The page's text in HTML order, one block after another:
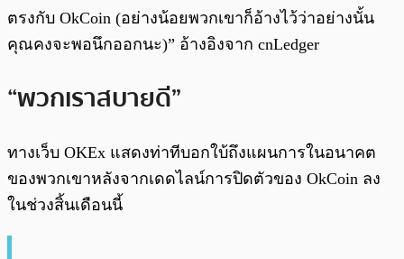
ตรงกับ OkCoin (อย่างน้อยพวกเขาก็อ้างไว้ว่าอย่างนั้น
คุณคงจะพอนึกออกนะ)” อ้างอิงจาก cnLedger
“พวกเราสบายดี”
ทางเว็บ OKEx แสดงท่าทีบอกใบ้ถึงแผนการในอนาคต
ของพวกเขาหลังจากเดดไลน์การปิดตัวของ OkCoin ลง
ในช่วงสิ้นเดือนนี้